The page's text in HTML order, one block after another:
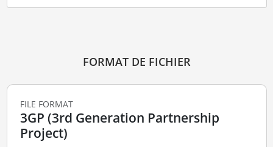
FORMAT DE FICHIER
FILE FORMAT
3GP (3rd Generation Partnership
Project)